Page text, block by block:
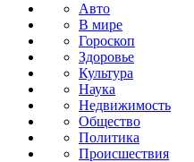
Авто
В мире
Гороскоп
Здоровье
Культура
Наука
Недвижимость
Общество
Политика
Происшествия